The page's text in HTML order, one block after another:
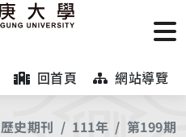
回首頁 網站導覽
歷史期刊 111年 第199期